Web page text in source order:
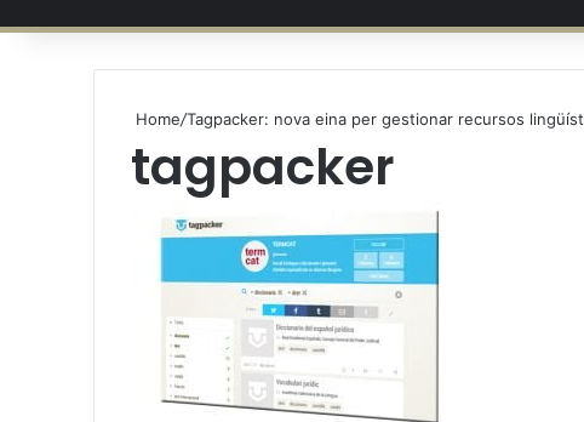
Home/Tagpacker: nova eina per gestionar recursos
tagpacker